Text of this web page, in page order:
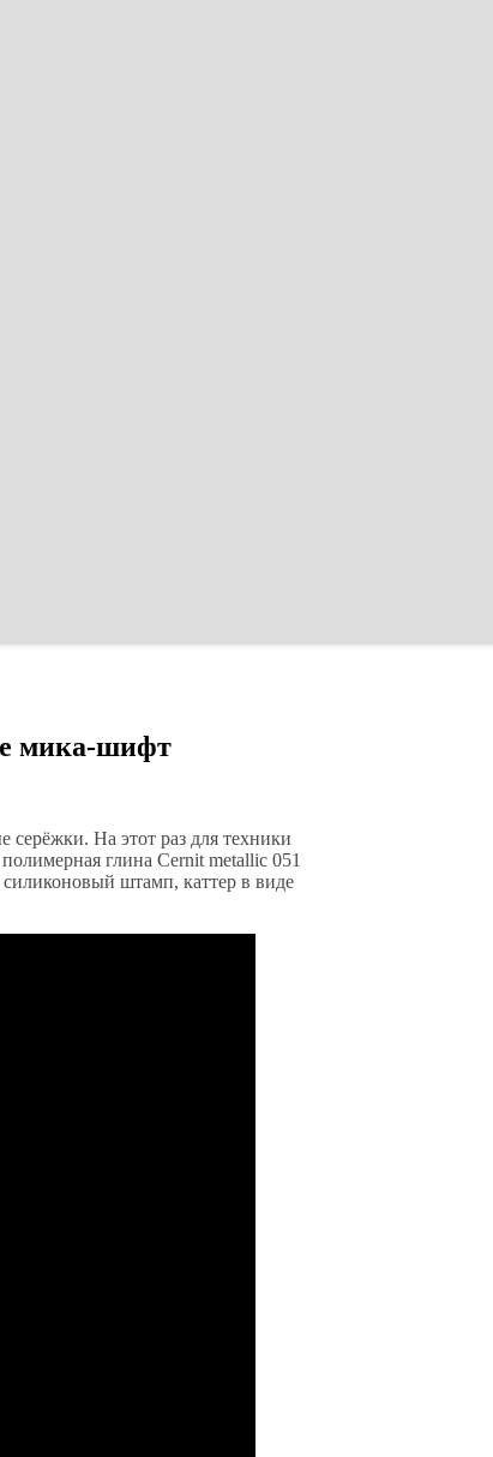
мика-шифт
На этот раз для техники
глина Cernit metallic 051
штамп, каттер в виде